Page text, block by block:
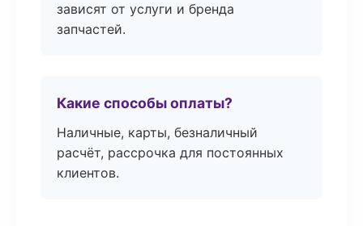
зависят от услуги и бренда
запчастей.
Какие способы оплаты?
Наличные, карты, безналичный
расчёт, рассрочка для постоянных
клиентов.